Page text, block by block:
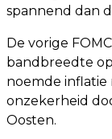
spannend dan
De vorige
bandbreedte
noemde inflatie
onzekerheid
Oosten.